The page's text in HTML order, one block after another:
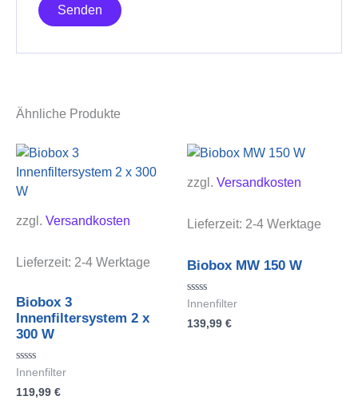
Ähnliche Produkte
zzgl. Versandkosten
Lieferzeit: 2-4 Werktage
Biobox 3
Innenfiltersystem 2 x
300 W
Bewertet
0
Innenfilter
119,99 €
zzgl. Versandkosten
Lieferzeit: 2-4 Werktage
Biobox MW 150 W
Bewertet
0
Innenfilter
139,99 €